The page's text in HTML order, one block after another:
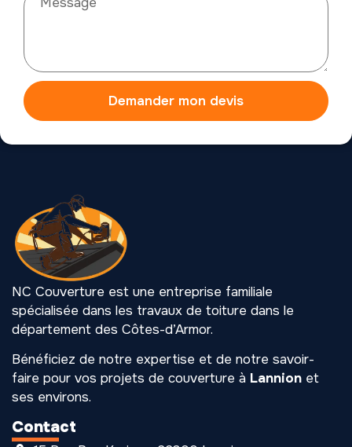
Demander mon devis
NC Couverture est une entreprise familiale
spécialisée dans les travaux de toiture dans le
département des Côtes-d’Armor.
Bénéficiez de notre expertise et de notre savoir-
faire pour vos projets de couverture à Lannion et
ses environs.
Contact